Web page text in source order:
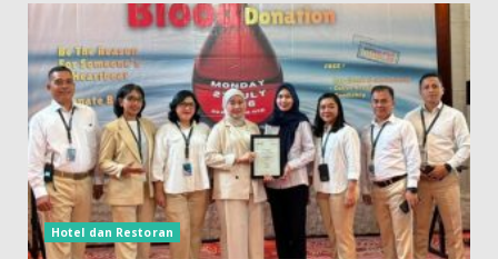
Hotel dan Restoran